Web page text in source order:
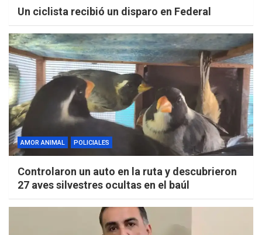
Un ciclista recibió un disparo en Federal
AMOR ANIMAL POLICIALES
Controlaron un auto en la ruta y descubrieron
27 aves silvestres ocultas en el baúl